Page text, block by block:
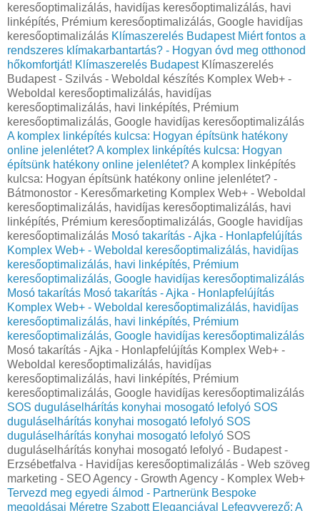
keresőoptimalizálás, havidíjas keresőoptimalizálás, havi
linképítés, Prémium keresőoptimalizálás, Google havidíjas
keresőoptimalizálás Klímaszerelés Budapest Miért fontos a
rendszeres klímakarbantartás? - Hogyan óvd meg otthonod
hőkomfortját! Klímaszerelés BudapestKlímaszerelés
Budapest - Szilvás - Weboldal készítés Komplex Web+ -
Weboldal keresőoptimalizálás, havidíjas
keresőoptimalizálás, havi linképítés, Prémium
keresőoptimalizálás, Google havidíjas keresőoptimalizálás
A komplex linképítés kulcsa: Hogyan építsünk hatékony
online jelenlétet?A komplex linképítés kulcsa: Hogyan
építsünk hatékony online jelenlétet?A komplex linképítés
kulcsa: Hogyan építsünk hatékony online jelenlétet? -
Bátmonostor - Keresőmarketing Komplex Web+ - Weboldal
keresőoptimalizálás, havidíjas keresőoptimalizálás, havi
linképítés, Prémium keresőoptimalizálás, Google havidíjas
keresőoptimalizálás Mosó takarítás - Ajka - Honlapfelújítás
Komplex Web+ - Weboldal keresőoptimalizálás, havidíjas
keresőoptimalizálás, havi linképítés, Prémium
keresőoptimalizálás, Google havidíjas keresőoptimalizálás
Mosó takarítás Mosó takarítás - Ajka - Honlapfelújítás
Komplex Web+ - Weboldal keresőoptimalizálás, havidíjas
keresőoptimalizálás, havi linképítés, Prémium
keresőoptimalizálás, Google havidíjas keresőoptimalizálás
Mosó takarítás - Ajka - Honlapfelújítás Komplex Web+ -
Weboldal keresőoptimalizálás, havidíjas
keresőoptimalizálás, havi linképítés, Prémium
keresőoptimalizálás, Google havidíjas keresőoptimalizálás
SOS duguláselhárítás konyhai mosogató lefolyó SOS
duguláselhárítás konyhai mosogató lefolyó SOS
duguláselhárítás konyhai mosogató lefolyó SOS
duguláselhárítás konyhai mosogató lefolyó - Budapest -
Erzsébetfalva - Havidíjas keresőoptimalizálás - Web szöveg
marketing - SEO Agency - Growth Agency - Komplex Web+
Tervezd meg egyedi álmod - Partnerünk Bespoke
megoldásai Méretre Szabott Eleganciával Lefegyverező: A